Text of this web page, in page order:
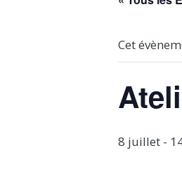
Cet
8 juillet -